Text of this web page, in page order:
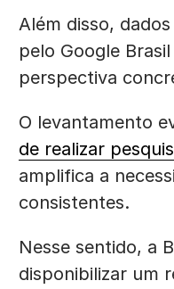
Além disso,
pelo Google
perspectiva
O levantamento
de realizar
amplifica a
consistentes.
Nesse sentido, a
disponibilizar um